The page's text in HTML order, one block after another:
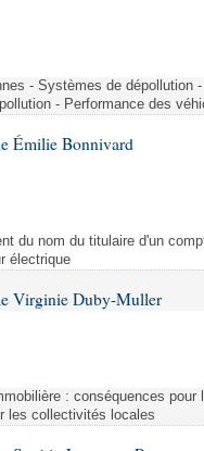
- Systèmes de dépollution
- Performance des
Émilie Bonnivard
du nom du titulaire d'un
électrique
Virginie Duby-Muller
: conséquences
les collectivités locales